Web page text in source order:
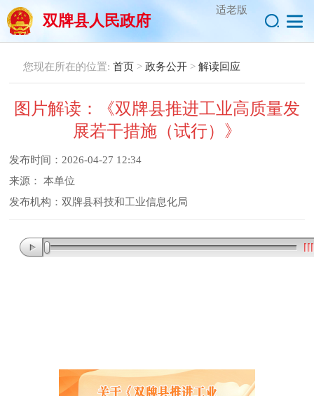
适老版
双牌县人民政府
您现在所在的位置: 首页 > 政务公开 > 解读回应
图片解读：《双牌县推进工业高质量发
展若干措施（试行）》
发布时间： 2026-04-27 12:34
来源： 本单位
发布机构： 双牌县科技和工业信息化局